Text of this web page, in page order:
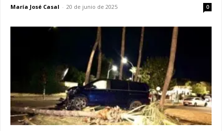
María José Casal - 20 de junio de 2025 0